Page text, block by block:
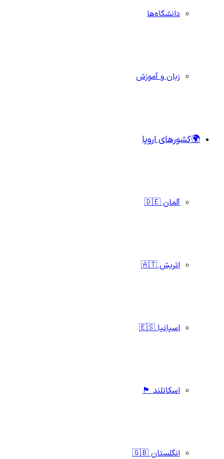
دانشگاه‌ها
زبان و آموزش
🌍کشورهای اروپا
آلمان 🇩🇪
اتریش 🇦🇹
اسپانیا 🇪🇸
اسکاتلند 🏴󠁧󠁢󠁳󠁣󠁴󠁿
انگلستان 🇬🇧